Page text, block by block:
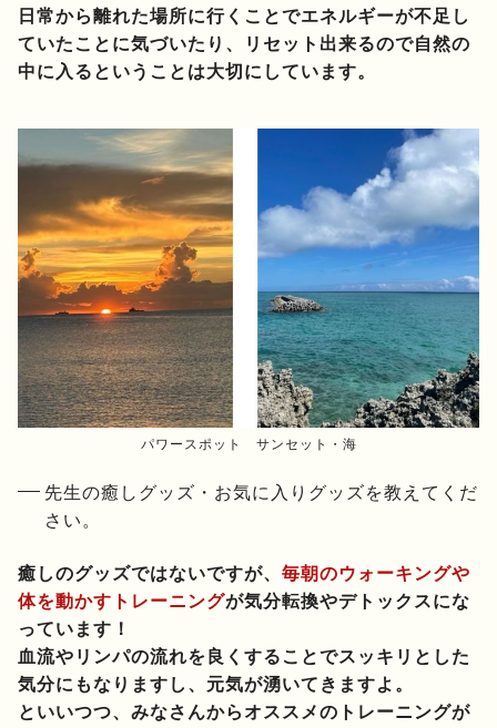
日常から離れた場所に行くことでエネルギーが不足し
ていたことに気づいたり、リセット出来るので自然の
中に入るということは大切にしています。
パワースポット サンセット・海
先生の癒しグッズ・お気に入りグッズを教えてくだ
さい。
癒しのグッズではないですが、 毎朝のウォーキングや
体を動かすトレーニングが気分転換やデトックスにな
っています！
血流やリンパの流れを良くすることでスッキリとした
気分にもなりますし、元気が湧いてきますよ。
といいつつ、みなさんからオススメのトレーニングが